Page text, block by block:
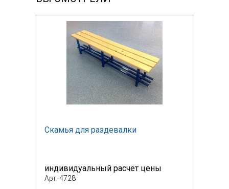
Скамья для раздевалки
индивидуальный расчет цены
Арт: 4728